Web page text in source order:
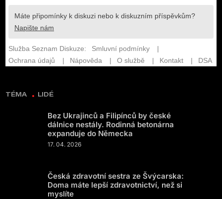
TÉMA LIDÉ
Bez Ukrajinců a Filipínců by české
dálnice nestály. Rodinná betonárna
expanduje do Německa
17. 04. 2026
Česká zdravotní sestra ze Švýcarska:
Doma máte lepší zdravotnictví, než si
myslíte